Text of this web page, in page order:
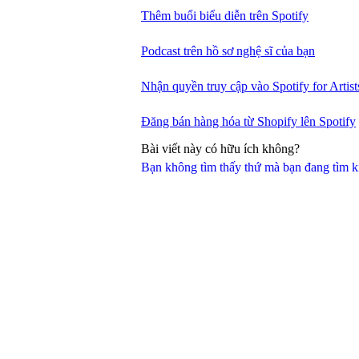
Bạn không tìm thấy thứ mà bạn đang tìm
Thêm buổi biểu diễn trên Spotify
Podcast trên hồ sơ nghệ sĩ của bạn
Nhận quyền truy cập vào Spotify for
Đăng bán hàng hóa từ Shopify lên Spotify
Bài viết này có hữu ích không?